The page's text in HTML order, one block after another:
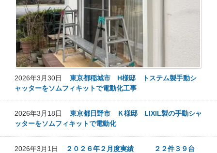
2026年3月30日 東京都稲城市 H様邸 トステム製手動シ
ャッターをソムフィキットで電動化工事
2026年3月18日 東京都日野市 Ｋ様邸 LIXIL製の手動シャ
ッターをソムフィキットで電動化
2026年3月1日 ２０２６年２月度実績 ２２件３９台